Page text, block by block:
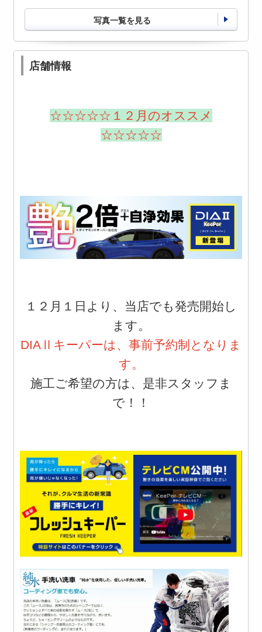
写真一覧を見る
店舗情報
☆☆☆☆☆１２月のオススメ
☆☆☆☆☆
１２月１日より、当店でも発売開始し
ます。
DIAⅡキーパーは、事前予約制となりま
す。
施工ご希望の方は、是非スタッフま
で！！